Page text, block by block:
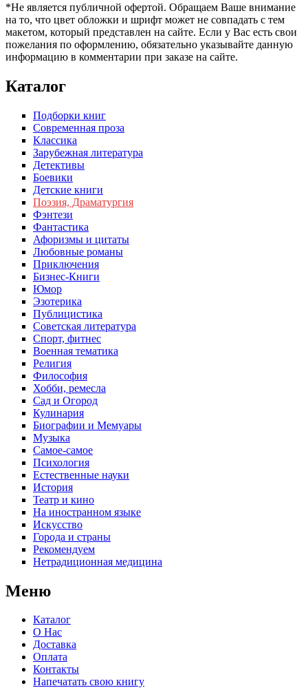
*Не является публичной офертой. Обращаем Ваше внимание
на то, что цвет обложки и шрифт может не совпадать с тем
макетом, который представлен на сайте. Если у Вас есть свои
пожелания по оформлению, обязательно указывайте данную
информацию в комментарии при заказе на сайте.
Каталог
Подборки книг
Современная проза
Классика
Зарубежная литература
Детективы
Боевики
Детские книги
Поэзия, Драматургия
Фэнтези
Фантастика
Афоризмы и цитаты
Любовные романы
Приключения
Бизнес-Книги
Юмор
Эзотерика
Публицистика
Советская литература
Спорт, фитнес
Военная тематика
Религия
Философия
Хобби, ремесла
Сад и Огород
Кулинария
Биографии и Мемуары
Музыка
Самое-самое
Психология
Естественные науки
История
Театр и кино
На иностранном языке
Искусство
Города и страны
Рекомендуем
Нетрадиционная медицина
Меню
Каталог
О Нас
Доставка
Оплата
Контакты
Напечатать свою книгу